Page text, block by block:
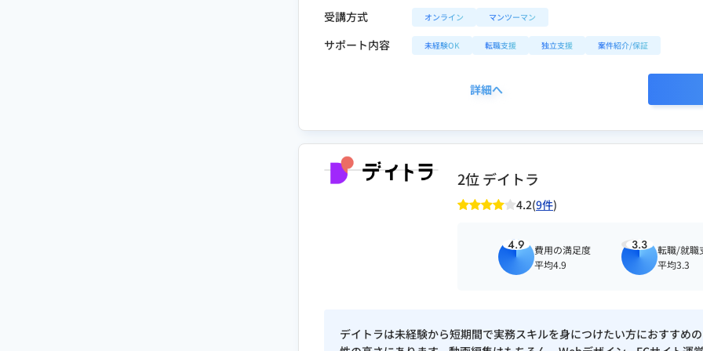
受講方式 オンライン マンツーマン
サポート内容 未経験OK 転職支援 独立支援 案件紹介/保証
詳細へ
2位 デイトラ
4.2(9件)
4.9
費用の満足度
平均4.9
3.3
転職/就職
平均3.3
デイトラは未経験から短期間で実務スキルを身につけたい方におすすめ